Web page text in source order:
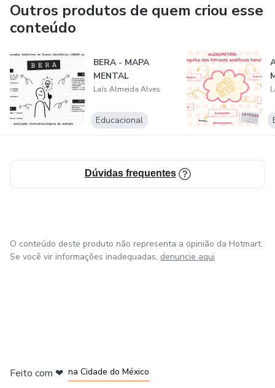
Outros produtos de quem criou esse
conteúdo
BERA - MAPA
MENTAL
Laís Almeida Alves
Educacional
Dúvidas frequentes
O conteúdo deste produto não representa a opinião da Hotmart.
Se você vir informações inadequadas, denuncie aqui
Feito com ❤ na Cidade do México